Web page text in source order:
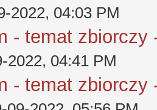
2022, 04:03 PM
- temat zbiorczy
2022, 04:41 PM
- temat zbiorczy